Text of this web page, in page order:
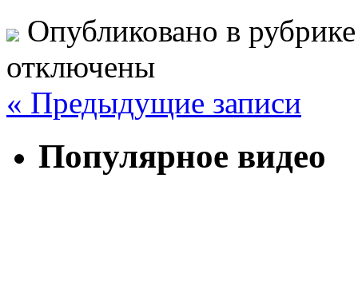
Опубликовано в
отключены
« Предыдущие записи
Популярное видео